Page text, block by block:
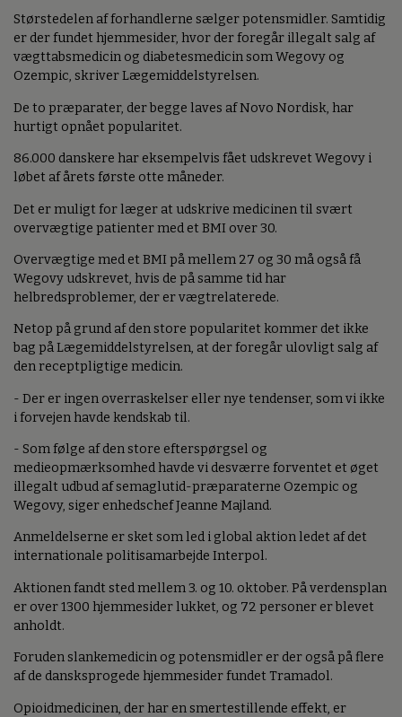
Størstedelen af forhandlerne sælger potensmidler. Samtidig
er der fundet hjemmesider, hvor der foregår illegalt salg af
vægttabsmedicin og diabetesmedicin som Wegovy og
Ozempic, skriver Lægemiddelstyrelsen.
De to præparater, der begge laves af Novo Nordisk, har
hurtigt opnået popularitet.
86.000 danskere har eksempelvis fået udskrevet Wegovy i
løbet af årets første otte måneder.
Det er muligt for læger at udskrive medicinen til svært
overvægtige patienter med et BMI over 30.
Overvægtige med et BMI på mellem 27 og 30 må også få
Wegovy udskrevet, hvis de på samme tid har
helbredsproblemer, der er vægtrelaterede.
Netop på grund af den store popularitet kommer det ikke
bag på Lægemiddelstyrelsen, at der foregår ulovligt salg af
den receptpligtige medicin.
- Der er ingen overraskelser eller nye tendenser, som vi ikke
i forvejen havde kendskab til.
- Som følge af den store efterspørgsel og
medieopmærksomhed havde vi desværre forventet et øget
illegalt udbud af semaglutid-præparaterne Ozempic og
Wegovy, siger enhedschef Jeanne Majland.
Anmeldelserne er sket som led i global aktion ledet af det
internationale politisamarbejde Interpol.
Aktionen fandt sted mellem 3. og 10. oktober. På verdensplan
er over 1300 hjemmesider lukket, og 72 personer er blevet
anholdt.
Foruden slankemedicin og potensmidler er der også på flere
af de dansksprogede hjemmesider fundet Tramadol.
Opioidmedicinen, der har en smertestillende effekt, er